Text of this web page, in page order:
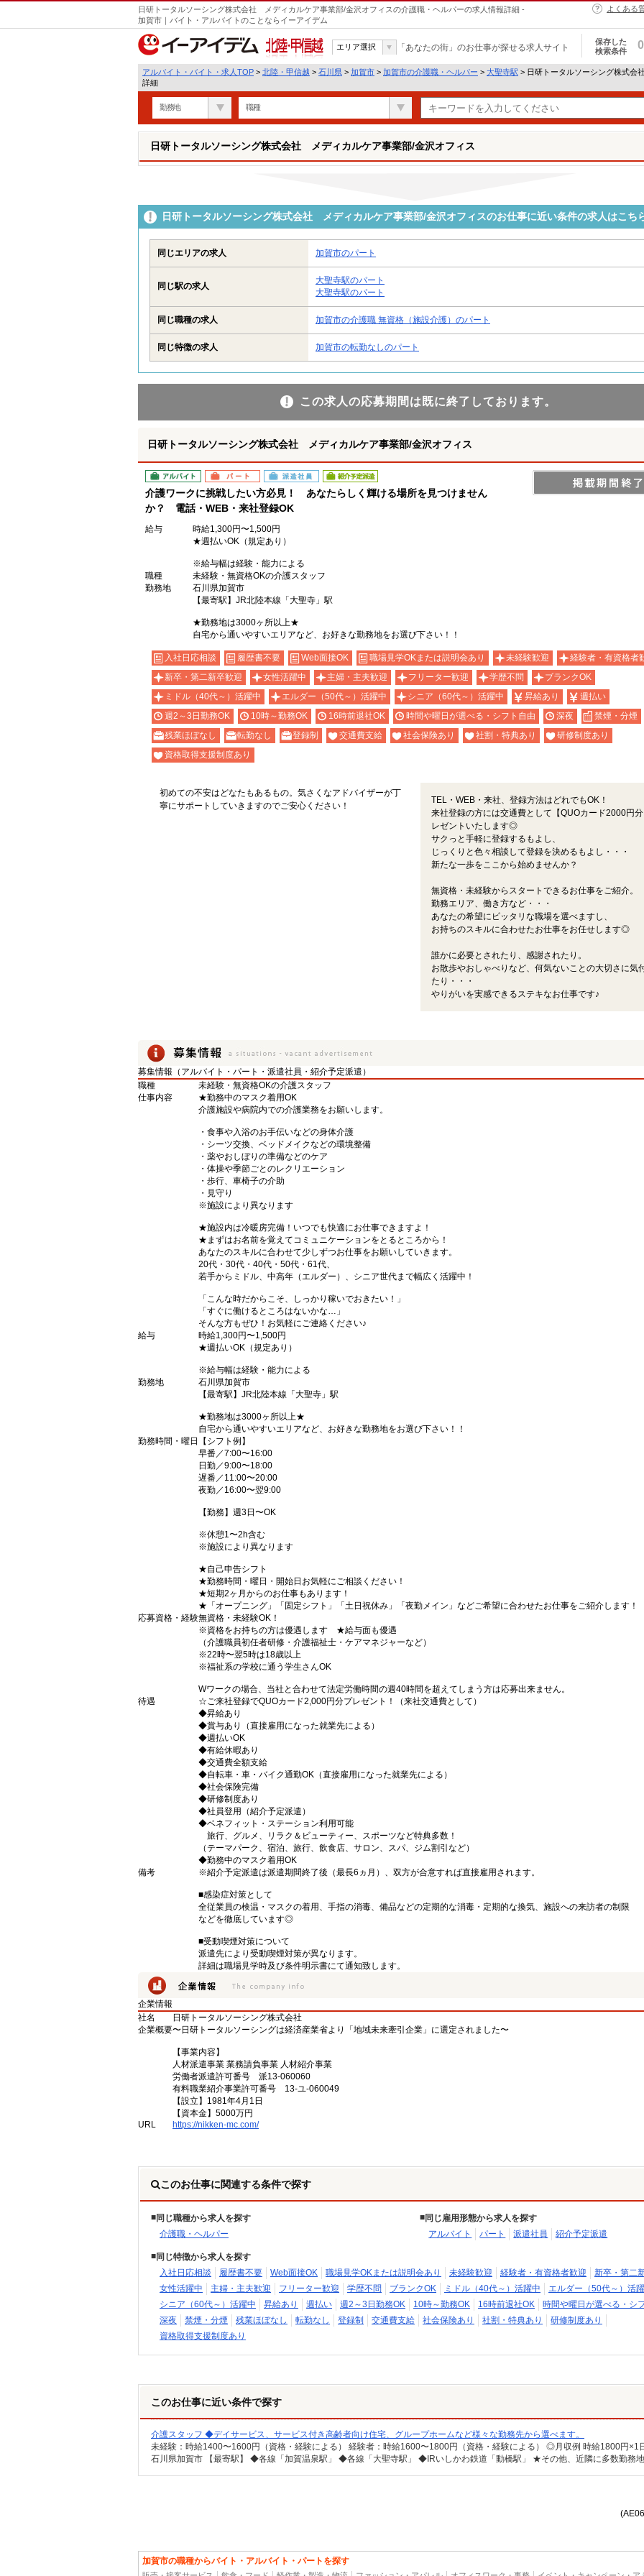
日研トータルソーシング株式会社 メディカルケア事業部/金沢オフィスの介護職・ヘルパーの求人情報詳細 -
加賀市｜バイト・アルバイトのことならイーアイデム
よくある
北陸・甲信越
エリア選択 「あなたの街」のお仕事が探せる求人サイト
保存した
検索条件
0
アルバイト・バイト・求人TOP > 北陸・甲信越 > 石川県 > 加賀市 > 加賀市の介護職・ヘルパー > 大聖寺駅 > 日研トータルソーシング株式会
詳細
勤務地 職種
日研トータルソーシング株式会社 メディカルケア事業部/金沢オフィス
日研トータルソーシング株式会社 メディカルケア事業部/金沢オフィスのお仕事に近い条件の求人はこち
同じエリアの求人 加賀市のパート
同じ駅の求人
大聖寺駅のパート
大聖寺駅のパート
同じ職種の求人 加賀市の介護職 無資格（施設介護）のパート
同じ特徴の求人 加賀市の転勤なしのパート
この求人の応募期間は既に終了しております。
日研トータルソーシング株式会社 メディカルケア事業部/金沢オフィス
アルバイト パート 派遣社員 紹介予定派遣
介護ワークに挑戦したい方必見！ あなたらしく輝ける場所を見つけません
か？ 電話・WEB・来社登録OK
給与
時給1,300円〜1,500円
★週払いOK（規定あり）
※給与幅は経験・能力による
職種
未経験・無資格OKの介護スタッフ
勤務地
石川県加賀市
【最寄駅】JR北陸本線「大聖寺」駅
★勤務地は3000ヶ所以上★
自宅から通いやすいエリアなど、お好きな勤務地をお選び下さい！！
入社日応相談 履歴書不要 Web面接OK 職場見学OKまたは説明会あり 未経験歓迎
経験者・有資格者
新卒・第二新卒歓迎
女性活躍中 主婦・主夫歓迎 フリーター歓迎 学歴不問
ブランクOK
ミドル（40代～）活躍中
エルダー（50代～）活躍中 シニア（60代～）活躍中 昇給あり
週払い
週2～3日勤務OK
10時～勤務OK 16時前退社OK 時間や曜日が選べる・シフト自由 深夜
禁煙・分煙
残業ほぼなし
転勤なし 登録制 交通費支給 社会保険あり 社割・特典あり
研修制度あり
資格取得支援制度あり
初めての不安はどなたもあるもの。気さくなアドバイザーが丁
寧にサポートしていきますのでご安心ください！
TEL・WEB・来社、登録方法はどれでもOK！
来社登録の方には交通費として【QUOカード2000円
レゼントいたします◎
サクっと手軽に登録するもよし、
じっくりと色々相談して登録を決めるもよし・・・
新たな一歩をここから始めませんか？
無資格・未経験からスタートできるお仕事をご紹介。
勤務エリア、働き方など・・・
あなたの希望にピッタリな職場を選べますし、
お持ちのスキルに合わせたお仕事をお任せします◎
誰かに必要とされたり、感謝されたり。
お散歩やおしゃべりなど、何気ないことの大切さに気
たり・・・
やりがいを実感できるステキなお仕事です♪
募集情報（アルバイト・パート・派遣社員・紹介予定派遣）
職種
未経験・無資格OKの介護スタッフ
仕事内容
★勤務中のマスク着用OK
介護施設や病院内での介護業務をお願いします。
・食事や入浴のお手伝いなどの身体介護
・シーツ交換、ベッドメイクなどの環境整備
・薬やおしぼりの準備などのケア
・体操や季節ごとのレクリエーション
・歩行、車椅子の介助
・見守り
※施設により異なります
★施設内は冷暖房完備！いつでも快適にお仕事できますよ！
★まずはお名前を覚えてコミュニケーションをとるところから！
あなたのスキルに合わせて少しずつお仕事をお願いしていきます。
20代・30代・40代・50代・61代、
若手からミドル、中高年（エルダー）、シニア世代まで幅広く活躍中！
「こんな時だからこそ、しっかり稼いでおきたい！」
「すぐに働けるところはないかな…」
そんな方もぜひ！お気軽にご連絡ください♪
給与
時給1,300円〜1,500円
★週払いOK（規定あり）
※給与幅は経験・能力による
勤務地
石川県加賀市
【最寄駅】JR北陸本線「大聖寺」駅
★勤務地は3000ヶ所以上★
自宅から通いやすいエリアなど、お好きな勤務地をお選び下さい！！
勤務時間・曜日
【シフト例】
早番／7:00〜16:00
日勤／9:00〜18:00
遅番／11:00〜20:00
夜勤／16:00〜翌9:00
【勤務】週3日〜OK
※休憩1〜2h含む
※施設により異なります
★自己申告シフト
★勤務時間・曜日・開始日お気軽にご相談ください！
★短期2ヶ月からのお仕事もあります！
★「オープニング」「固定シフト」「土日祝休み」「夜勤メイン」などご希望に合わせたお仕事をご紹介します！
応募資格・経験無資格・未経験OK！
※資格をお持ちの方は優遇します ★給与面も優遇
（介護職員初任者研修・介護福祉士・ケアマネジャーなど）
※22時〜翌5時は18歳以上
※福祉系の学校に通う学生さんOK
Wワークの場合、当社と合わせて法定労働時間の週40時間を超えてしまう方は応募出来ません。
待遇
☆ご来社登録でQUOカード2,000円分プレゼント！（来社交通費として）
◆昇給あり
◆賞与あり（直接雇用になった就業先による）
◆週払いOK
◆有給休暇あり
◆交通費全額支給
◆自転車・車・バイク通勤OK（直接雇用になった就業先による）
◆社会保険完備
◆研修制度あり
◆社員登用（紹介予定派遣）
◆ベネフィット・ステーション利用可能
旅行、グルメ、リラク＆ビューティー、スポーツなど特典多数！
（テーマパーク、宿泊、旅行、飲食店、サロン、スパ、ジム割引など）
◆勤務中のマスク着用OK
備考
※紹介予定派遣は派遣期間終了後（最長6ヵ月）、双方が合意すれば直接雇用されます。
■感染症対策として
全従業員の検温・マスクの着用、手指の消毒、備品などの定期的な消毒・定期的な換気、施設への来訪者の制限
などを徹底しています◎
■受動喫煙対策について
派遣先により受動喫煙対策が異なります。
詳細は職場見学時及び条件明示書にて通知致します。
企業情報
社名
日研トータルソーシング株式会社
企業概要〜日研トータルソーシングは経済産業省より「地域未来牽引企業」に選定されました〜
【事業内容】
人材派遣事業 業務請負事業 人材紹介事業
労働者派遣許可番号 派13-060060
有料職業紹介事業許可番号 13-ユ-060049
【設立】1981年4月1日
【資本金】5000万円
URL
https://nikken-mc.com/
このお仕事に関連する条件で探す
同じ職種から求人を探す
介護職・ヘルパー
同じ雇用形態から求人を探す
アルバイト
パート 派遣社員 紹介予定派遣
同じ特徴から求人を探す
入社日応相談
履歴書不要 Web面接OK 職場見学OKまたは説明会あり 未経験歓迎 経験者・有資格者歓迎
新卒・第二
女性活躍中
主婦・主夫歓迎 フリーター歓迎 学歴不問 ブランクOK ミドル（40代～）活躍中
エルダー（50代～）活
シニア（60代～）活躍中
昇給あり 週払い 週2～3日勤務OK 10時～勤務OK 16時前退社OK
時間や曜日が選べる・シ
深夜
禁煙・分煙 残業ほぼなし 転勤なし 登録制 交通費支給 社会保険あり 社割・特典あり
研修制度あり
資格取得支援制度あり
このお仕事に近い条件で探す
介護スタッフ ◆デイサービス、サービス付き高齢者向け住宅、グループホームなど様々な勤務先から選べます。
加賀市の職種からバイト・アルバイト・パートを探す